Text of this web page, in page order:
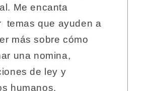
Me encanta
temas que ayuden a
más sobre cómo
una nomina,
de ley y
humanos.